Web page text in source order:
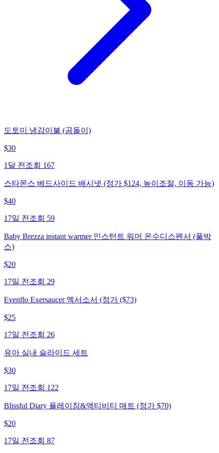
도토미 냉감이불 (곰돌이)
$30
1달 전 조회 167
스타몬스 베드사이드 배시넷 (정가 $124, 높이조절, 이동 가능)
$40
17일 전 조회 59
Baby Brezza instant warmer 인스턴트 워머 온수디스펜서 (풀박
스)
$20
17일 전 조회 29
Evenflo Exersaucer 엑서소서 (정가 ($73)
$25
17일 전 조회 26
유아 실내 슬라이드 세트
$30
17일 전 조회 122
Blissful Diary 플레이짐&액티비티 매트 (정가 $70)
$20
17일 전 조회 87